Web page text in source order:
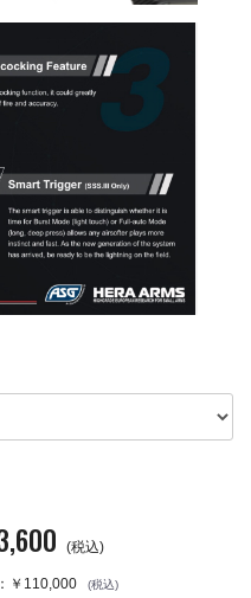
(税込)
￥110,000 (税込)